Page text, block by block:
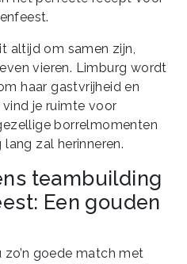
altijd om samen zijn,
vieren. Limburg wordt
haar gastvrijheid en
je ruimte voor
borrelmomenten
zal herinneren.
teambuilding
Een gouden
goede match met